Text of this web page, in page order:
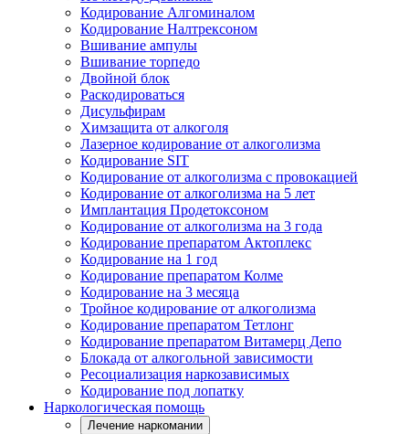
Кодирование Алгоминалом
Кодирование Налтрексоном
Вшивание ампулы
Вшивание торпедо
Двойной блок
Раскодироваться
Дисульфирам
Химзащита от алкоголя
Лазерное кодирование от алкоголизма
Кодирование SIT
Кодирование от алкоголизма с провокацией
Кодирование от алкоголизма на 5 лет
Имплантация Продетоксоном
Кодирование от алкоголизма на 3 года
Кодирование препаратом Актоплекс
Кодирование на 1 год
Кодирование препаратом Колме
Кодирование на 3 месяца
Тройное кодирование от алкоголизма
Кодирование препаратом Тетлонг
Кодирование препаратом Витамерц Депо
Блокада от алкогольной зависимости
Ресоциализация наркозависимых
Кодирование под лопатку
Наркологическая помощь
Лечение наркомании